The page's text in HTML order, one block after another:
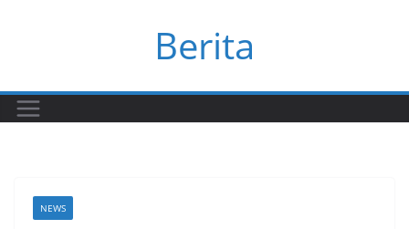
Berita
NEWS